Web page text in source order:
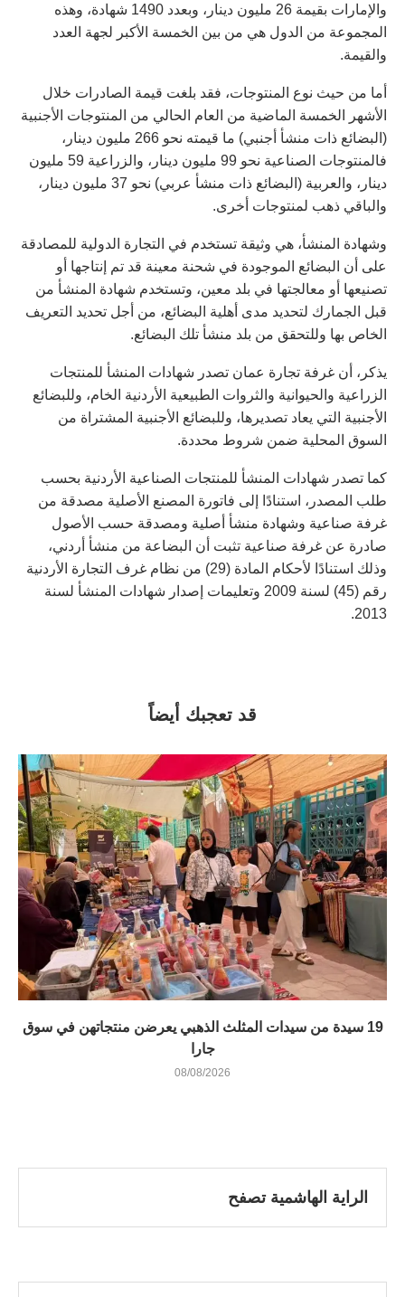
والإمارات بقيمة 26 مليون دينار، وبعدد 1490 شهادة، وهذه
المجموعة من الدول هي من بين الخمسة الأكبر لجهة العدد
والقيمة.
أما من حيث نوع المنتوجات، فقد بلغت قيمة الصادرات خلال
الأشهر الخمسة الماضية من العام الحالي من المنتوجات الأجنبية
(البضائع ذات منشأ أجنبي) ما قيمته نحو 266 مليون دينار،
فالمنتوجات الصناعية نحو 99 مليون دينار، والزراعية 59 مليون
دينار، والعربية (البضائع ذات منشأ عربي) نحو 37 مليون دينار،
والباقي ذهب لمنتوجات أخرى.
وشهادة المنشأ، هي وثيقة تستخدم في التجارة الدولية للمصادقة
على أن البضائع الموجودة في شحنة معينة قد تم إنتاجها أو
تصنيعها أو معالجتها في بلد معين، وتستخدم شهادة المنشأ من
قبل الجمارك لتحديد مدى أهلية البضائع، من أجل تحديد التعريف
الخاص بها وللتحقق من بلد منشأ تلك البضائع.
يذكر، أن غرفة تجارة عمان تصدر شهادات المنشأ للمنتجات
الزراعية والحيوانية والثروات الطبيعية الأردنية الخام، وللبضائع
الأجنبية التي يعاد تصديرها، وللبضائع الأجنبية المشتراة من
السوق المحلية ضمن شروط محددة.
كما تصدر شهادات المنشأ للمنتجات الصناعية الأردنية بحسب
طلب المصدر، استنادًا إلى فاتورة المصنع الأصلية مصدقة من
غرفة صناعية وشهادة منشأ أصلية ومصدقة حسب الأصول
صادرة عن غرفة صناعية تثبت أن البضاعة من منشأ أردني،
وذلك استنادًا لأحكام المادة (29) من نظام غرف التجارة الأردنية
رقم (45) لسنة 2009 وتعليمات إصدار شهادات المنشأ لسنة
2013.
قد تعجبك أيضاً
19 سيدة من سيدات المثلث الذهبي يعرضن منتجاتهن في سوق
جارا
08/08/2026
الراية الهاشمية تصفح